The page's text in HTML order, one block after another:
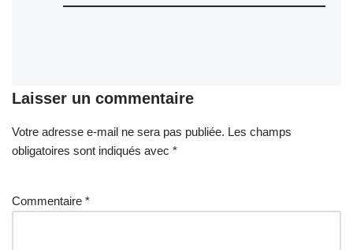
Laisser un commentaire
Votre adresse e-mail ne sera pas publiée. Les champs
obligatoires sont indiqués avec *
Commentaire *
A
lt
n